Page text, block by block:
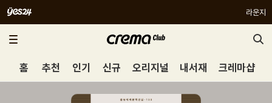
라운지
홈 추천 인기 신규 오리지널 내서재 크레마샵